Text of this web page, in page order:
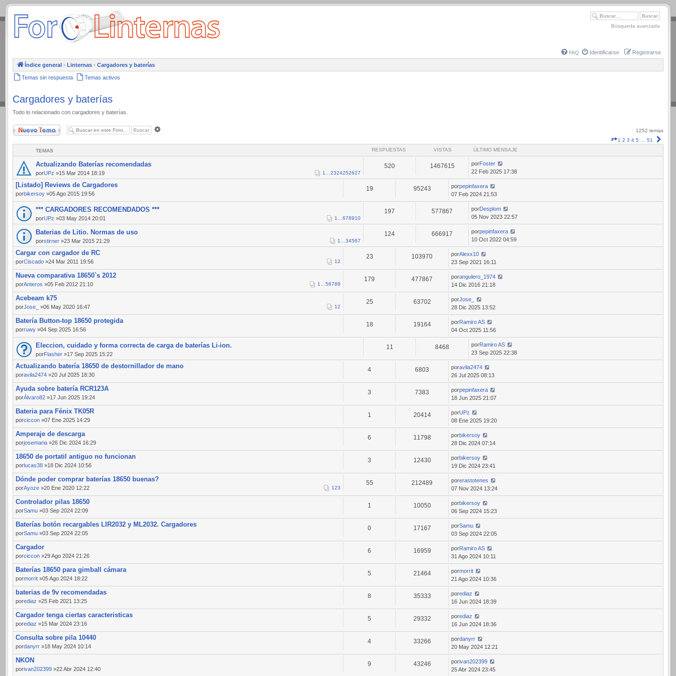
.
Búsqueda avanzada
FAQ Identificarse Registrarse
Índice general ‹ Linternas ‹ Cargadores y baterías
Temas sin respuesta Temas activos
Cargadores y baterías
Todo lo relacionado con cargadores y baterías.
Nuevo Tema
1252 temas
Página
1 2 3 4 5 51
TEMAS RESPUESTAS VISTAS ÚLTIMO MENSAJE
Actualizando Baterías recomendadas
porUPz »15 Mar 2014 18:19 1 2324252627
520 1467615 porFoster
22 Feb 2025 17:38
[Listado] Reviews de Cargadores
porbikersoy »05 Ago 2015 19:56
19 95243 porpepinfaxera
07 Feb 2024 21:53
*** CARGADORES RECOMENDADOS ***
porUPz »03 May 2014 20:01 1 678910
197 577867 porDesplom
05 Nov 2023 22:57
Baterias de Litio. Normas de uso
porstirner »23 Mar 2015 21:29 1 34567
124 666917 porpepinfaxera
10 Oct 2022 04:59
Cargar con cargador de RC
porCiscado »24 Mar 2011 19:56 12
23 103970 porAlexx10
23 Sep 2021 16:11
Nueva comparativa 18650`s 2012
porAnteros »05 Feb 2012 21:10 1 56789
179 477867 porangulero_1974
14 Dic 2016 21:18
Acebeam k75
porJose_ »06 May 2020 16:47 12
25 63702 porJose_
28 Dic 2025 13:52
Batería Button-top 18650 protegida
porruwy »04 Sep 2025 16:56
18 19164 porRamiro AS
04 Oct 2025 11:56
Eleccion, cuidado y forma correcta de carga de baterías Li-ion.
porFlasher »17 Sep 2025 15:22
11 8468 porRamiro AS
23 Sep 2025 22:38
Actualizando batería 18650 de destornillador de mano
poravila2474 »20 Jul 2025 18:30
4 6803 poravila2474
26 Jul 2025 08:13
Ayuda sobre batería RCR123A
porÁlvaro82 »17 Jun 2025 19:24
3 7383 porpepinfaxera
18 Jun 2025 21:07
Bateria para Fénix TK05R
porciccon »07 Ene 2025 14:29
1 20414 porUPz
08 Ene 2025 19:20
Amperaje de descarga
porjosemaria »26 Dic 2024 16:29
6 11798 porbikersoy
28 Dic 2024 07:14
18650 de portatil antiguo no funcionan
porlucas38 »18 Dic 2024 10:56
3 12430 porbikersoy
19 Dic 2024 23:41
Dónde poder comprar baterías 18650 buenas?
porAyoze »20 Ene 2020 12:22 123
55 212489 porerastotenes
07 Nov 2024 13:24
Controlador pilas 18650
porSamu »03 Sep 2024 22:09
1 10050 porbikersoy
06 Sep 2024 15:23
Baterías botón recargables LIR2032 y ML2032. Cargadores
porSamu »03 Sep 2024 22:05
0 17167 porSamu
03 Sep 2024 22:05
Cargador
porciccon »29 Ago 2024 21:26
6 16959 porRamiro AS
31 Ago 2024 10:11
Baterías 18650 para gimball cámara
pormorrit »05 Ago 2024 18:22
5 21464 pormorrit
21 Ago 2024 10:36
baterias de 9v recomendadas
porediaz »25 Feb 2021 13:25
8 35333 porediaz
16 Jun 2024 18:39
Cargador tenga ciertas caracteristicas
porediaz »15 Mar 2024 23:16
5 29332 porediaz
16 Jun 2024 18:36
Consulta sobre pila 10440
pordanyrr »18 May 2024 10:14
4 33266 pordanyrr
20 May 2024 12:21
NKON
porivan202399 »22 Abr 2024 12:40
9 43246 porivan202399
25 Abr 2024 23:45